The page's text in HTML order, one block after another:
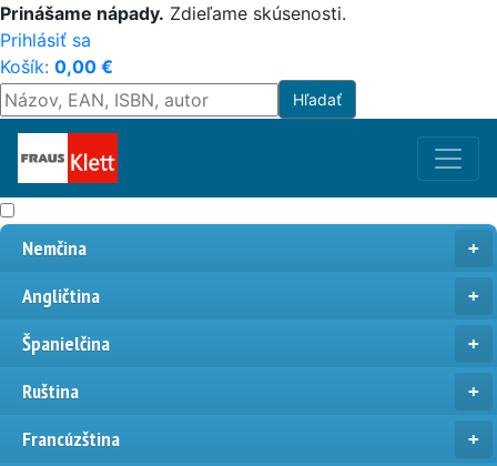
Prinášame nápady. Zdieľame skúsenosti.
Prihlásiť sa
Košík: 0,00 €
Nemčina
Angličtina
Španielčina
Ruština
Francúzština